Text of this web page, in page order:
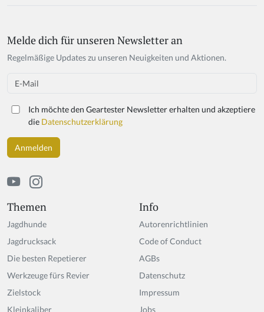
Themen
Jagdhunde
Jagdrucksack
Die besten Repetierer
Werkzeuge fürs Revier
Zielstock
Kleinkaliber
Info
Autorenrichtlinien
Code of Conduct
AGBs
Datenschutz
Impressum
Jobs
Melde dich für unseren Newsletter an
Regelmäßige Updates zu unseren Neuigkeiten und Aktionen.
Email
Ich möchte den Geartester Newsletter erhalten und akzeptiere
die Datenschutzerklärung